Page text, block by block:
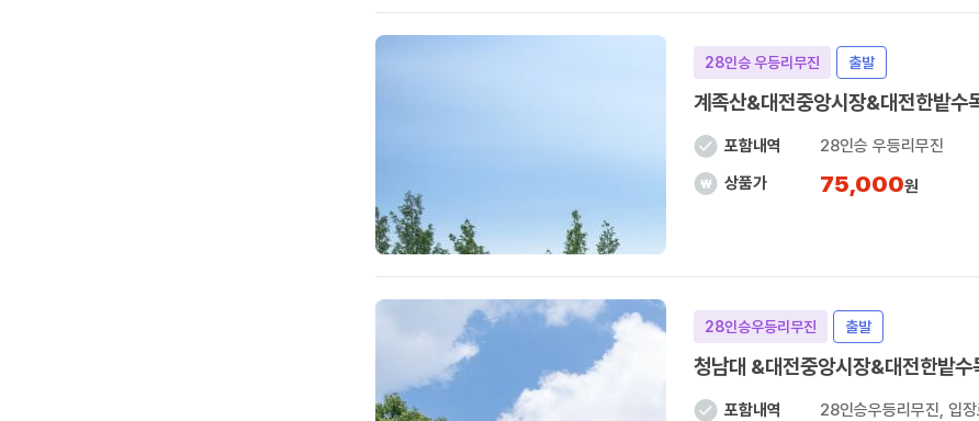
28인승 우등리무진 출발
계족산&대전중앙시장&대전한밭수
포함내역
28인승 우등리무진
상품가
75,000원
28인승우등리무진 출발
청남대 &대전중앙시장&대전한밭수
포함내역
28인승우등리무진, 입장